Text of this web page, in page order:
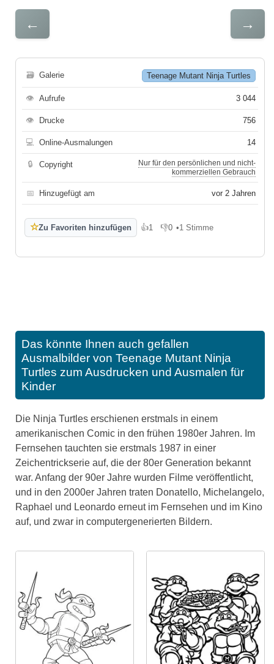
← →
🗃 Galerie Teenage Mutant Ninja Turtles
👁 Aufrufe 3 044
👁 Drucke 756
💻 Online-Ausmalungen 14
🔒 Copyright
Nur für den persönlichen und nicht-
kommerziellen Gebrauch
📅 Hinzugefügt am vor 2 Jahren
☆Zu Favoriten hinzufügen 👍1
Gefällt mir
👎0
Gefällt mir nicht
•1 Stimme
Das könnte Ihnen auch gefallen
Ausmalbilder von Teenage Mutant Ninja
Turtles zum Ausdrucken und Ausmalen für
Kinder
Die Ninja Turtles erschienen erstmals in einem
amerikanischen Comic in den frühen 1980er Jahren. Im
Fernsehen tauchten sie erstmals 1987 in einer
Zeichentrickserie auf, die der 80er Generation bekannt
war. Anfang der 90er Jahre wurden Filme veröffentlicht,
und in den 2000er Jahren traten Donatello, Michelangelo,
Raphael und Leonardo erneut im Fernsehen und im Kino
auf, und zwar in computergenerierten Bildern.